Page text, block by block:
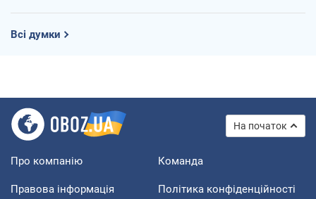
Всі думки
На початок
Про компанію Команда
Правова інформація Політика конфіденційності